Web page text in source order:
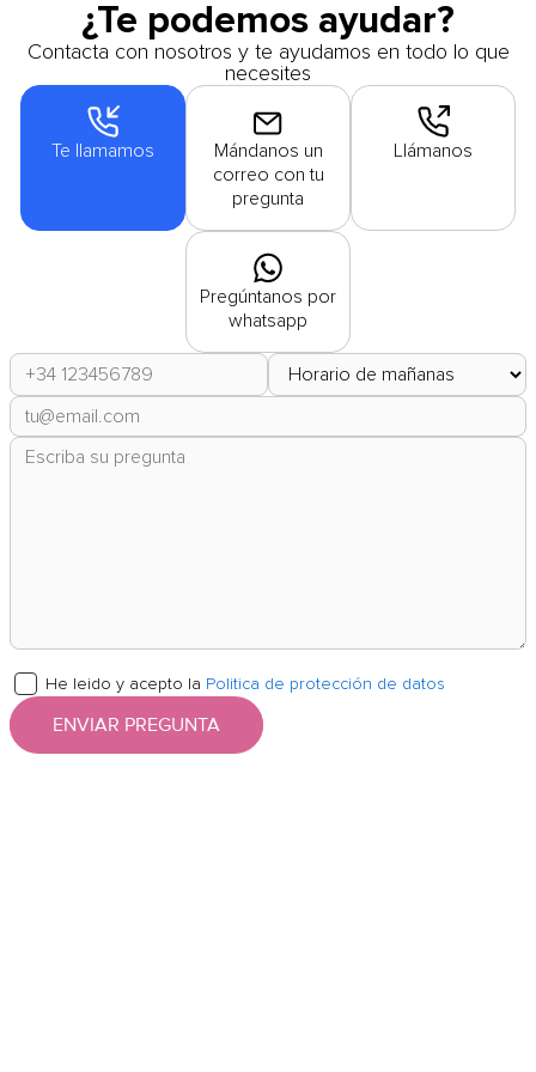
¿Te podemos ayudar?
Contacta con nosotros y te ayudamos en todo lo que
necesites
Te llamamos
Mándanos un
correo con tu
pregunta
Llámanos
Pregúntanos por
whatsapp
He leido y acepto la Politica de protección de datos
ENVIAR PREGUNTA